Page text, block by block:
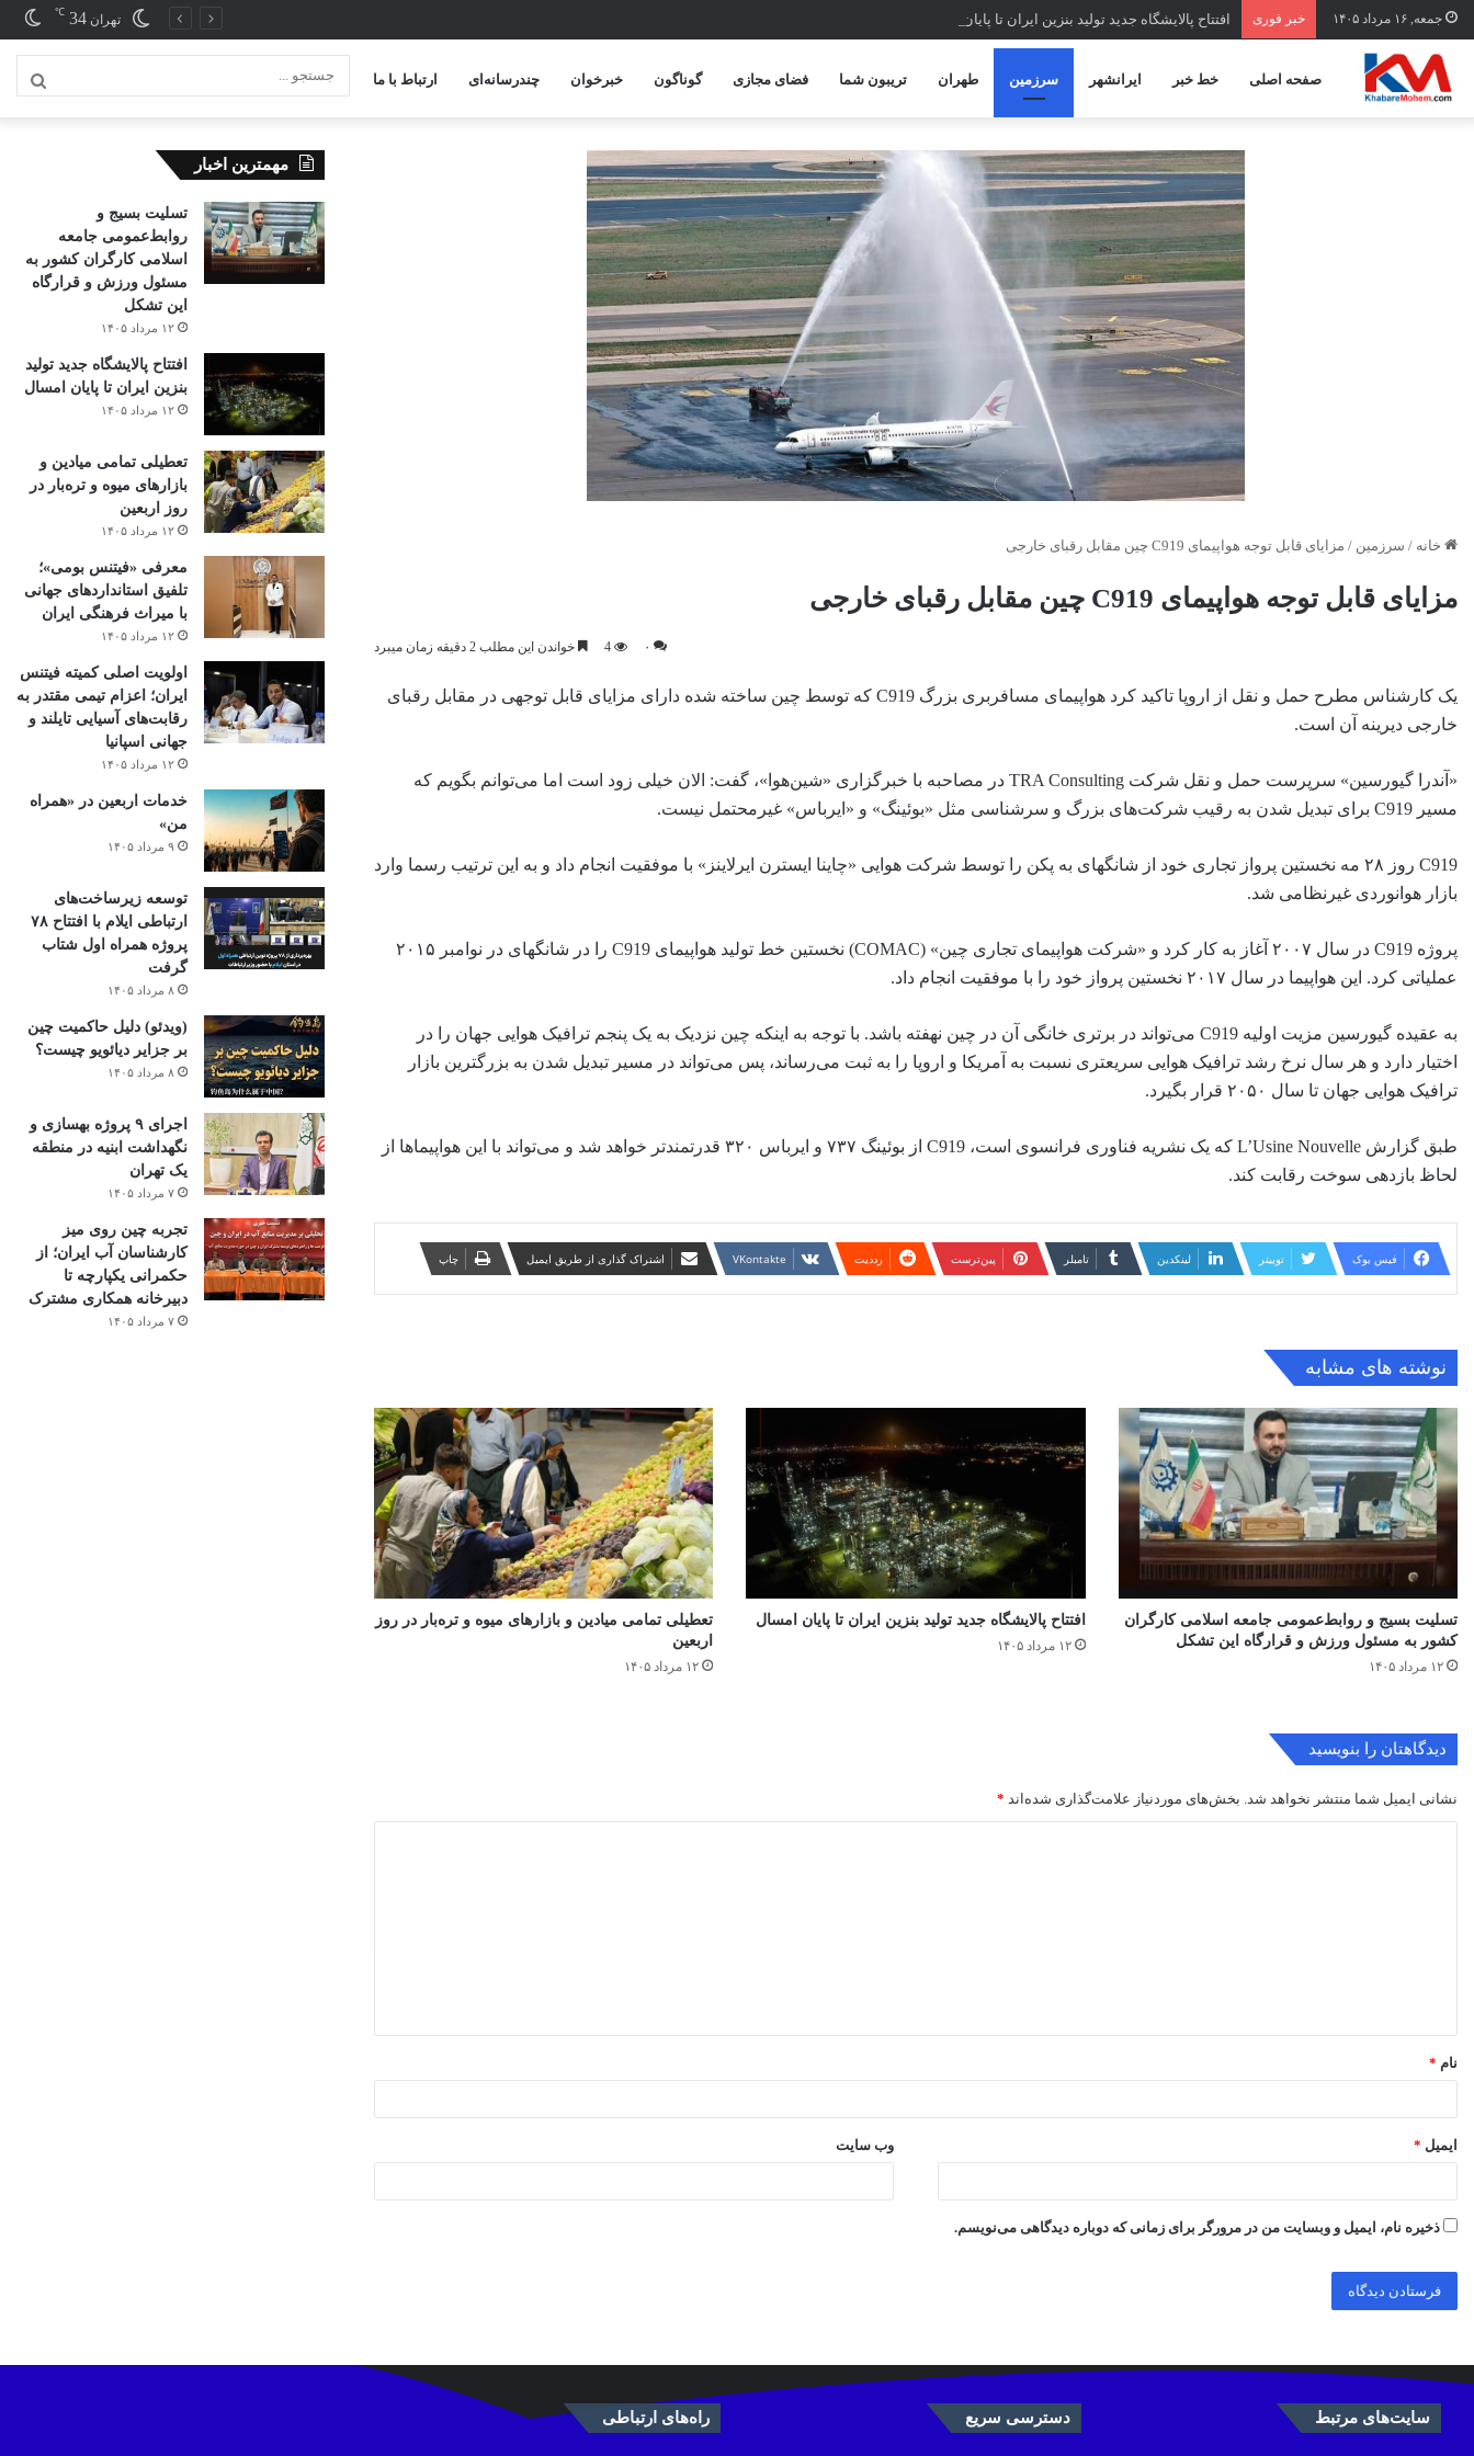
جمعه, ۱۶ مرداد ۱۴۰۵ خبر فوری افتتاح ‌پالایشگاه جدید تولید بنزین ایران تا پایان امسال تهران 34
℃
صفحه اصلی خط خبر ایرانشهر سرزمین طهران تریبون شما فضای مجازی گوناگون خبرخوان چندرسانه‌ای ارتباط با ما
خانه / سرزمین / مزایای قابل توجه هواپیمای C919 چین مقابل رقبای خارجی
مزایای قابل توجه هواپیمای C919 چین مقابل رقبای خارجی
۰ 4 خواندن این مطلب 2 دقیقه زمان میبرد
یک کارشناس مطرح حمل و نقل از اروپا تاکید کرد هواپیمای مسافربری بزرگ C919 که توسط چین ساخته شده دارای مزایای قابل توجهی در مقابل رقبای
خارجی دیرینه آن است.
«آندرا گیورسین» سرپرست حمل و نقل شرکت TRA Consulting در مصاحبه با خبرگزاری «شین‌هوا»، گفت: الان خیلی زود است اما می‌توانم بگویم که
مسیر C919 برای تبدیل شدن به رقیب شرکت‌های بزرگ و سرشناسی مثل «بوئینگ» و «ایرباس» غیرمحتمل نیست.
C919 روز ۲۸ مه نخستین پرواز تجاری خود از شانگهای به پکن را توسط شرکت هوایی «چاینا ایسترن ایرلاینز» با موفقیت انجام داد و به این ترتیب رسما وارد
بازار هوانوردی غیرنظامی شد.
پروژه C919 در سال ۲۰۰۷ آغاز به کار کرد و «شرکت هواپیمای تجاری چین» (COMAC) نخستین خط تولید هواپیمای C919 را در شانگهای در نوامبر ۲۰۱۵
عملیاتی کرد. این هواپیما در سال ۲۰۱۷ نخستین پرواز خود را با موفقیت انجام داد.
به عقیده گیورسین مزیت اولیه C919 می‌تواند در برتری خانگی آن در چین نهفته باشد. با توجه به اینکه چین نزدیک به یک پنجم ترافیک هوایی جهان را در
اختیار دارد و هر سال نرخ رشد ترافیک هوایی سریعتری نسبت به آمریکا و اروپا را به ثبت می‌رساند، پس می‌تواند در مسیر تبدیل شدن به بزرگترین بازار
ترافیک هوایی جهان تا سال ۲۰۵۰ قرار بگیرد.
طبق گزارش L’Usine Nouvelle که یک نشریه فناوری فرانسوی است، C919 از بوئینگ ۷۳۷ و ایرباس ۳۲۰ قدرتمندتر خواهد شد و می‌تواند با این هواپیماها از
لحاظ بازدهی سوخت رقابت کند.
فیس بوک توییتر لینکدین ‫تامبلر ‫پین‌ترست ‫رددیت ‫VKontakte اشتراک گذاری از طریق ایمیل چاپ
نوشته های مشابه
تسلیت بسیج و روابط‌عمومی جامعه اسلامی کارگران
کشور به مسئول ورزش و قرارگاه این تشکل
۱۲ مرداد ۱۴۰۵
افتتاح ‌پالایشگاه جدید تولید بنزین ایران تا پایان امسال
۱۲ مرداد ۱۴۰۵
تعطیلی تمامی میادین و بازارهای میوه و تره‌بار در روز
اربعین
۱۲ مرداد ۱۴۰۵
دیدگاهتان را بنویسید
نشانی ایمیل شما منتشر نخواهد شد. بخش‌های موردنیاز علامت‌گذاری شده‌اند *
*
نام *
ایمیل * وب‌ سایت
ذخیره نام، ایمیل و وبسایت من در مرورگر برای زمانی که دوباره دیدگاهی می‌نویسم.
مهمترین اخبار
تسلیت بسیج و
روابط‌عمومی جامعه
اسلامی کارگران کشور به
مسئول ورزش و قرارگاه
این تشکل
۱۲ مرداد ۱۴۰۵
افتتاح ‌پالایشگاه جدید تولید
بنزین ایران تا پایان امسال
۱۲ مرداد ۱۴۰۵
تعطیلی تمامی میادین و
بازارهای میوه و تره‌بار در
روز اربعین
۱۲ مرداد ۱۴۰۵
معرفی «فیتنس بومی»؛
تلفیق استانداردهای جهانی
با میراث فرهنگی ایران
۱۲ مرداد ۱۴۰۵
اولویت اصلی کمیته فیتنس
ایران؛ اعزام تیمی مقتدر به
رقابت‌های آسیایی تایلند و
جهانی اسپانیا
۱۲ مرداد ۱۴۰۵
خدمات اربعین در «همراه
من»
۹ مرداد ۱۴۰۵
توسعه زیرساخت‌های
ارتباطی ایلام با افتتاح ۷۸
پروژه همراه اول شتاب
گرفت
۸ مرداد ۱۴۰۵
(ویدئو) دلیل حاکمیت چین
بر جزایر دیائویو چیست؟
۸ مرداد ۱۴۰۵
اجرای ۹ پروژه بهسازی و
نگهداشت ابنیه در منطقه
یک تهران
۷ مرداد ۱۴۰۵
تجربه چین روی میز
کارشناسان آب ایران؛ از
حکمرانی یکپارچه تا
دبیرخانه همکاری مشترک
۷ مرداد ۱۴۰۵
سایت‌های مرتبط دسترسی سریع راه‌های ارتباطی